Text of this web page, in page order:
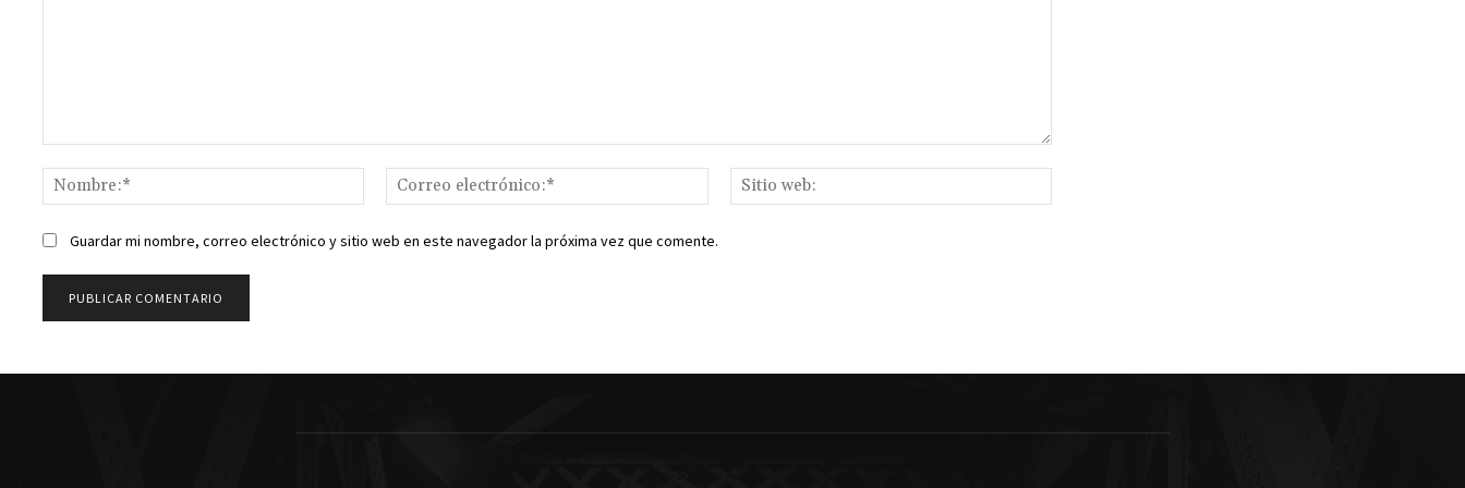
Nombre:*
Correo
electrónico:*
web:
Guardar mi nombre, correo electrónico y sitio web en este navegador la próxima vez que comente.